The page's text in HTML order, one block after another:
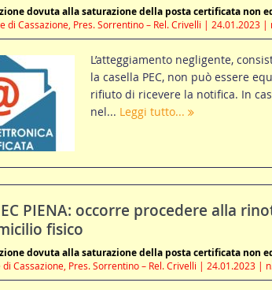
dovuta alla saturazione della posta certificata non
di Cassazione, Pres. Sorrentino – Rel. Crivelli | 24.01.2023 |
L’atteggiamento negligente,
la casella PEC, non può essere
rifiuto di ricevere la notifica. In
nel... Leggi tutto...
PIENA: occorre procedere alla
fisico
dovuta alla saturazione della posta certificata non
Cassazione, Pres. Sorrentino – Rel. Crivelli | 24.01.2023 |